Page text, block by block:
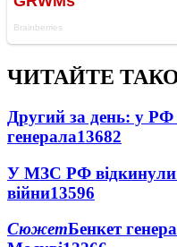
ЧИТАЙТЕ
Другий за день: у
генерала13682
У МЗС РФ відкинули
війни13596
СюжетБенкет